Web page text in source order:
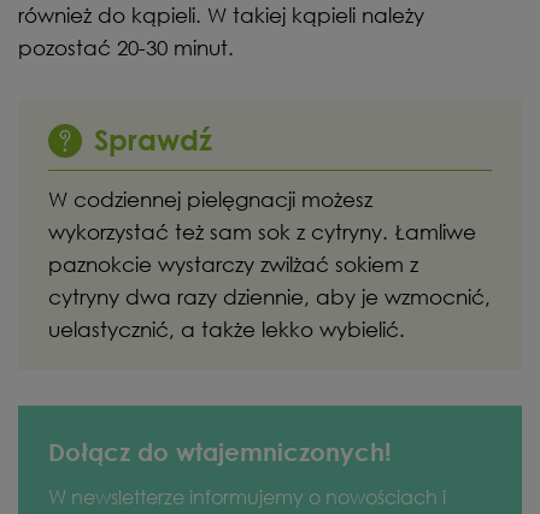
również do kąpieli. W takiej kąpieli należy
pozostać 20-30 minut.
Sprawdź
W codziennej pielęgnacji możesz
wykorzystać też sam sok z cytryny. Łamliwe
paznokcie wystarczy zwilżać sokiem z
cytryny dwa razy dziennie, aby je wzmocnić,
uelastycznić, a także lekko wybielić.
Dołącz do wtajemniczonych!
W newsletterze informujemy o nowościach i